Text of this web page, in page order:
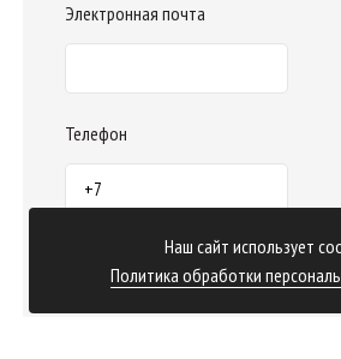
Электронная почта
Телефон
Отправить заказ
Наш сайт использует
Политика обработки